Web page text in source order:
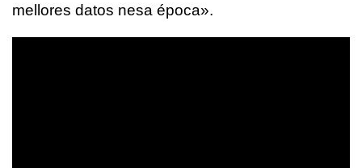
mellores datos nesa época».